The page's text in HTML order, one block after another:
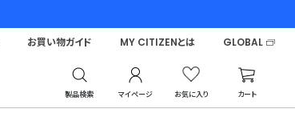
製品検索 マイページ お気に入り カート
お買い物ガイド MY CITIZENとは GLOBAL